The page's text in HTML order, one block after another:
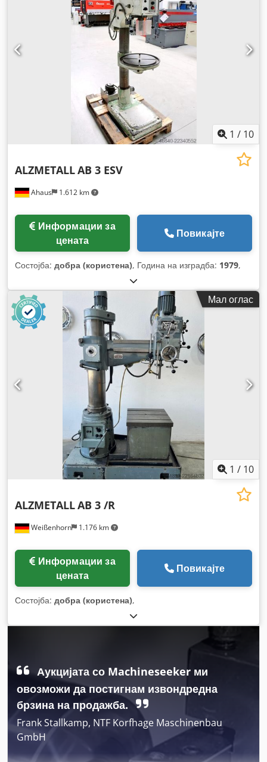
1 / 10
Ahaus 1.612 km
ALZMETALLAB 3 ESV
цената
Повикајте
Состојба: добра (користена), Година на изградба: 1979,
Мал оглас
1 / 10
Weißenhorn 1.176 km
ALZMETALLAB 3 /R
цената
Повикајте
Состојба: добра (користена),
Аукцијата со Machineseeker ми
овозможи да постигнам извондредна
брзина на продажба.
Frank Stallkamp, NTF Korfhage Maschinenbau
GmbH